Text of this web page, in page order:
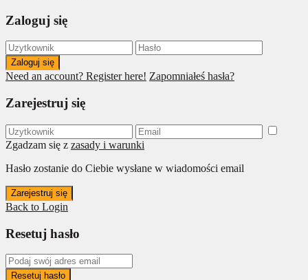
Zaloguj się
Zaloguj się
Need an account? Register here! Zapomniałeś hasła?
Zarejestruj się
Zgadzam się z zasady i warunki
Hasło zostanie do Ciebie wysłane w wiadomości email
Zarejestruj się
Back to Login
Resetuj hasło
Resetuj hasło